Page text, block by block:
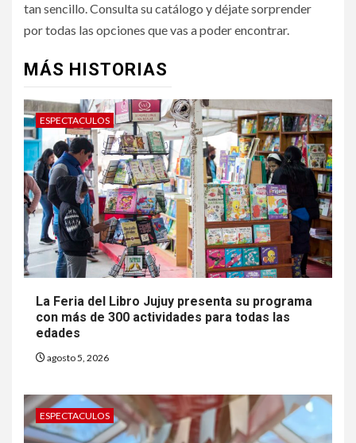
tan sencillo. Consulta su catálogo y déjate sorprender
por todas las opciones que vas a poder encontrar.
MÁS HISTORIAS
ESPECTACULOS
La Feria del Libro Jujuy presenta su programa
con más de 300 actividades para todas las
edades
agosto 5, 2026
ESPECTACULOS